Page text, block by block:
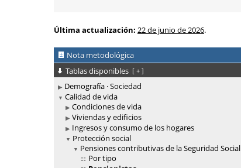
Última actualización: 22 de junio de 2026.
Nota metodológica
Tablas disponibles [ + ]
Demografía · Sociedad
Calidad de vida
Condiciones de vida
Viviendas y edificios
Ingresos y consumo de los hogares
Protección social
Pensiones contributivas de la Seguridad Social
Por tipo